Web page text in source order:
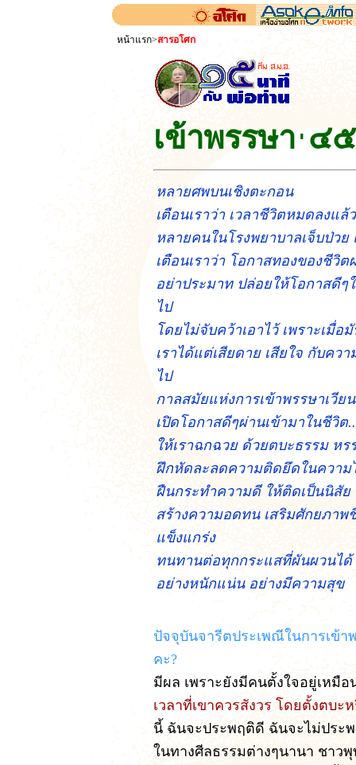
หน้าแรก>สารอโศก
เข้าพรรษา ' ๔๕
หลายศพบนเชิงตะกอน
เตือนเราว่า เวลาชีวิตหมดลงแล้ว
หลายคนในโรงพยาบาลเจ็บป่วย
เตือนเราว่า โอกาสทองของชีวิต
อย่าประมาท ปล่อยให้โอกาสดีๆ
ไป
โดยไม่จับคว้าเอาไว้ เพราะเมื่อ
เราได้แต่เสียดาย เสียใจ กับคว
ไป
กาลสมัยแห่งการเข้าพรรษาเวีย
เปิดโอกาสดีๆผ่านเข้ามาในชีวิต
ให้เราฉกฉวย ด้วยตบะธรรม ห
ฝึกหัดละลดความติดยึดในความ
ฝืนกระทำความดี ให้ติดเป็นนิสัย
สร้างความอดทน เสริมศักยภาพ
แข็งแกร่ง
ทนทานต่อทุกกระแสที่ผันผวนได้
อย่างหนักแน่น อย่างมีความสุข
ปัจจุบันจารีตประเพณีในการเข้
คะ?
มีผล เพราะยังมีคนตั้งใจอยู่เหมื
เวลาที่เขาควรสังวร โดยตั้งตบ
นี้ ฉันจะประพฤติดี ฉันจะไม่ประ
ในทางศีลธรรมต่างๆนานา ชาว